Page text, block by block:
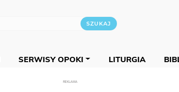
SERWISY OPOKI LITURGIA
REKLAMA